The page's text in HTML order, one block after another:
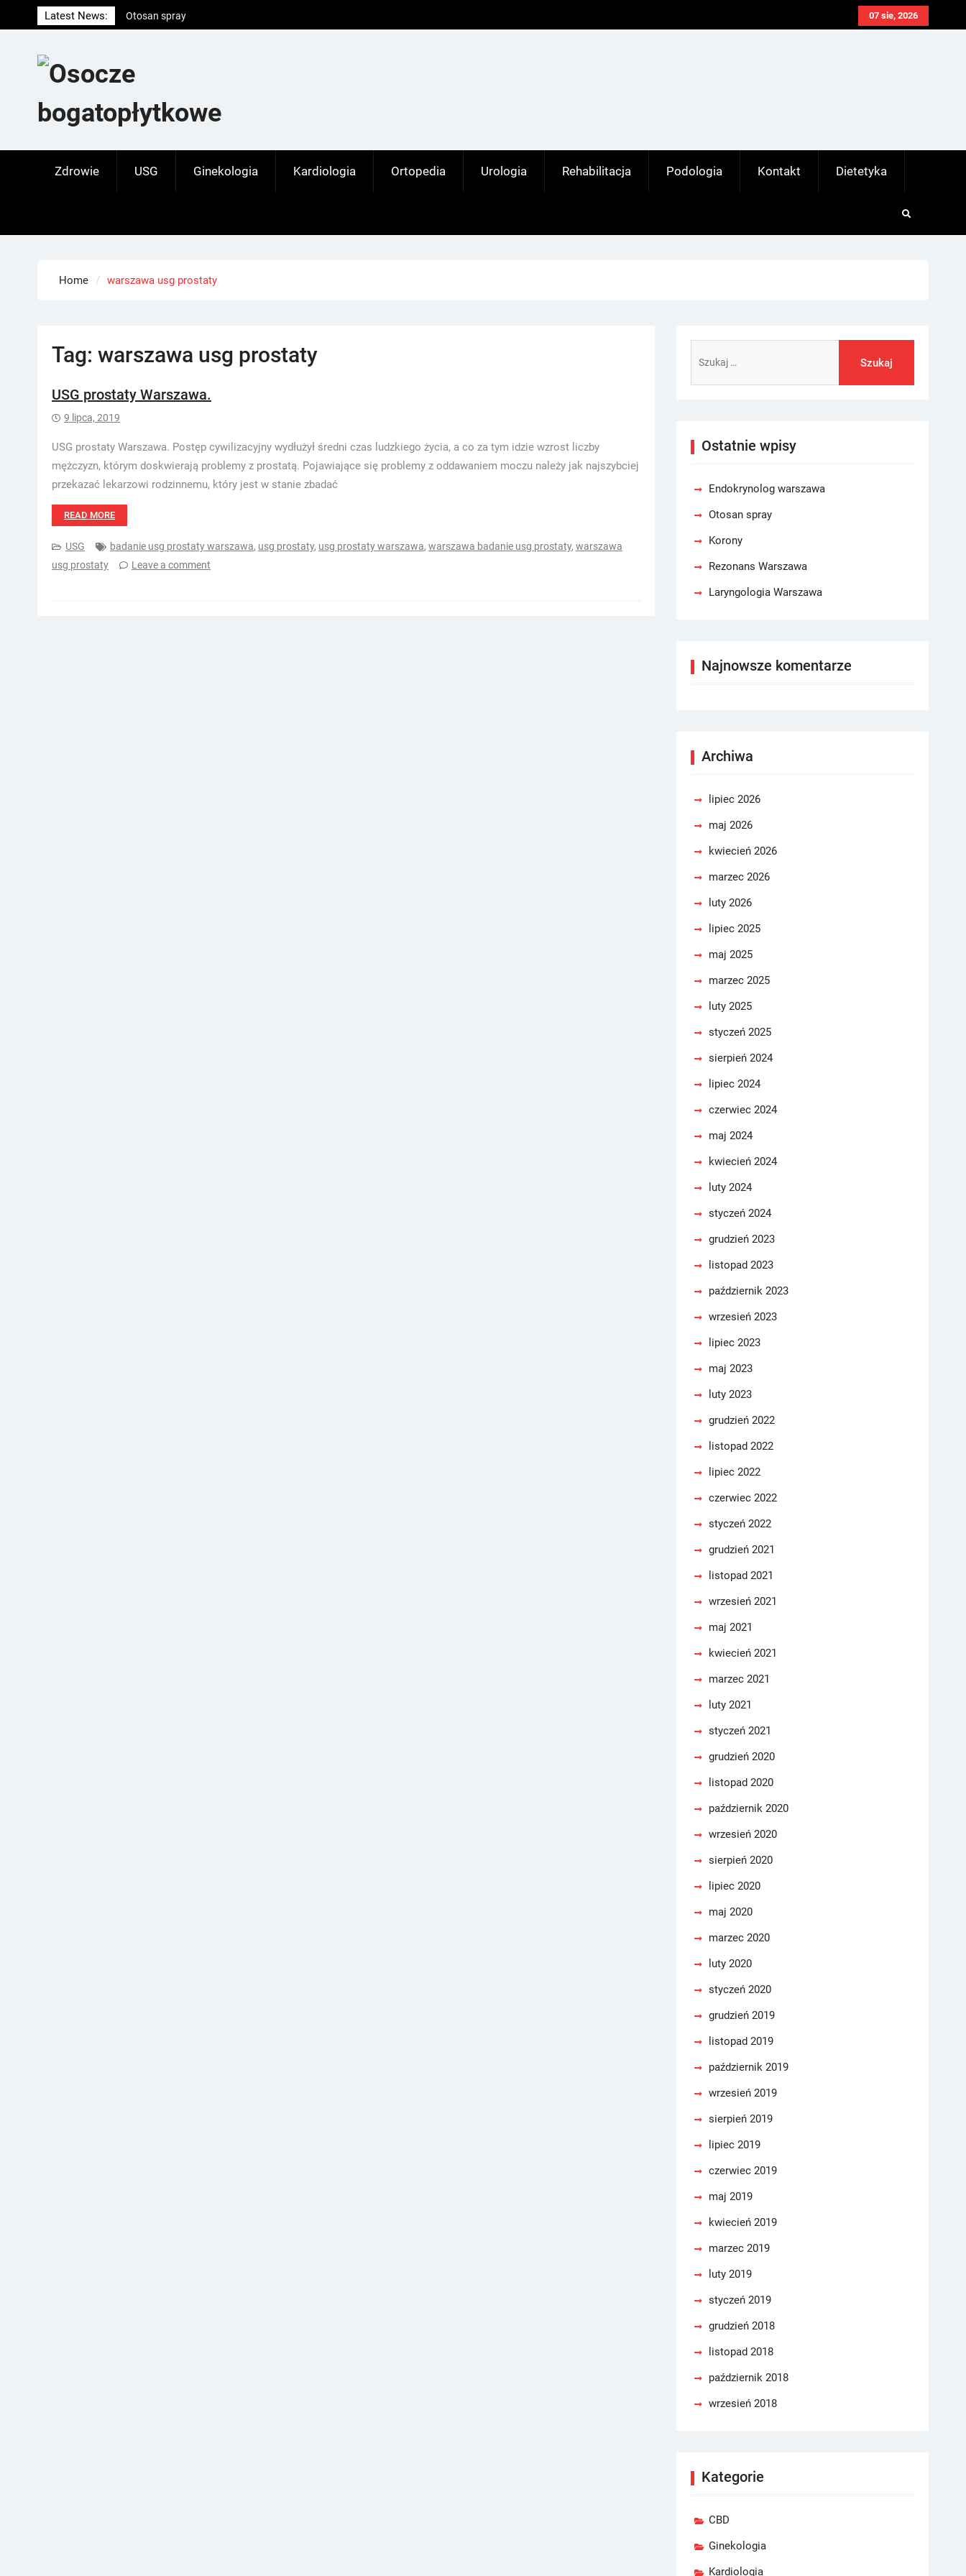
to
07 sie, 2026
Latest News:
Otosan spray
Korony
Zdrowie USG Ginekologia Kardiologia Ortopedia Urologia Rehabilitacja Podologia Kontakt Dietetyka
Home warszawa usg prostaty
Tag: warszawa usg prostaty
USG prostaty Warszawa.
9 lipca, 2019
USG prostaty Warszawa. Postęp cywilizacyjny wydłużył średni czas ludzkiego życia, a co za tym idzie wzrost liczby
mężczyzn, którym doskwierają problemy z prostatą. Pojawiające się problemy z oddawaniem moczu należy jak najszybciej
przekazać lekarzowi rodzinnemu, który jest w stanie zbadać
READ MORE
USG badanie usg prostaty warszawa, usg prostaty, usg prostaty warszawa, warszawa badanie usg prostaty, warszawa
usg prostaty
Leave a comment
Ostatnie wpisy
Endokrynolog warszawa
Otosan spray
Korony
Rezonans Warszawa
Laryngologia Warszawa
Najnowsze komentarze
Archiwa
lipiec 2026
maj 2026
kwiecień 2026
marzec 2026
luty 2026
lipiec 2025
maj 2025
marzec 2025
luty 2025
styczeń 2025
sierpień 2024
lipiec 2024
czerwiec 2024
maj 2024
kwiecień 2024
luty 2024
styczeń 2024
grudzień 2023
listopad 2023
październik 2023
wrzesień 2023
lipiec 2023
maj 2023
luty 2023
grudzień 2022
listopad 2022
lipiec 2022
czerwiec 2022
styczeń 2022
grudzień 2021
listopad 2021
wrzesień 2021
maj 2021
kwiecień 2021
marzec 2021
luty 2021
styczeń 2021
grudzień 2020
listopad 2020
październik 2020
wrzesień 2020
sierpień 2020
lipiec 2020
maj 2020
marzec 2020
luty 2020
styczeń 2020
grudzień 2019
listopad 2019
październik 2019
wrzesień 2019
sierpień 2019
lipiec 2019
czerwiec 2019
maj 2019
kwiecień 2019
marzec 2019
luty 2019
styczeń 2019
grudzień 2018
listopad 2018
październik 2018
wrzesień 2018
Kategorie
CBD
Ginekologia
Kardiologia